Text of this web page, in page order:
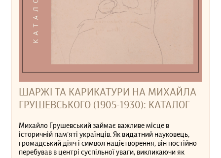
ШАРЖІ ТА КАРИКАТУРИ НА МИХАЙЛА
ГРУШЕВСЬКОГО (1905-1930): КАТАЛОГ
Михайло Грушевський займає важливе місце в
історичній пам’яті українців. Як видатний науковець,
громадський діяч і символ націєтворення, він постійно
перебував в центрі суспільної уваги, викликаючи як